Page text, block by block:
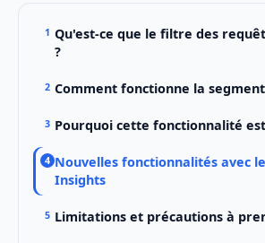
Qu'est-ce que le filtre des
?
Comment fonctionne la
Pourquoi cette fonctionnalité
Nouvelles fonctionnalités avec
Insights
Limitations et précautions à